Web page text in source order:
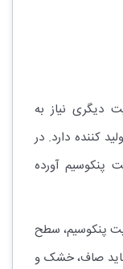
دیگری نیاز به
کننده دارد. در
پنکوسیم آورده
پنکوسیم، سطح
صاف، خشک و